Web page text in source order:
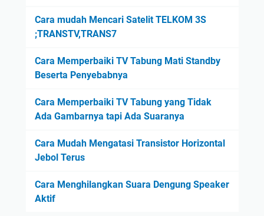
Cara mudah Mencari Satelit TELKOM 3S
;TRANSTV,TRANS7
Cara Memperbaiki TV Tabung Mati Standby
Beserta Penyebabnya
Cara Memperbaiki TV Tabung yang Tidak
Ada Gambarnya tapi Ada Suaranya
Cara Mudah Mengatasi Transistor Horizontal
Jebol Terus
Cara Menghilangkan Suara Dengung Speaker
Aktif